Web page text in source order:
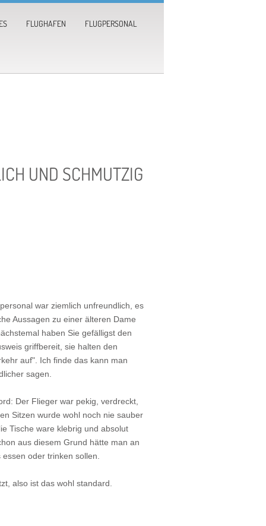
FLUGHAFEN FLUGPERSONAL
UND SCHMUTZIG
war ziemlich unfreundlich, es
Aussagen zu einer älteren Dame
haben Sie gefälligst den
griffbereit, sie halten den
auf". Ich finde das kann man
sagen.
Der Flieger war pekig, verdreckt,
Sitzen wurde wohl noch nie sauber
Tische ware klebrig und absolut
aus diesem Grund hätte man an
essen oder trinken sollen.
also ist das wohl standard.